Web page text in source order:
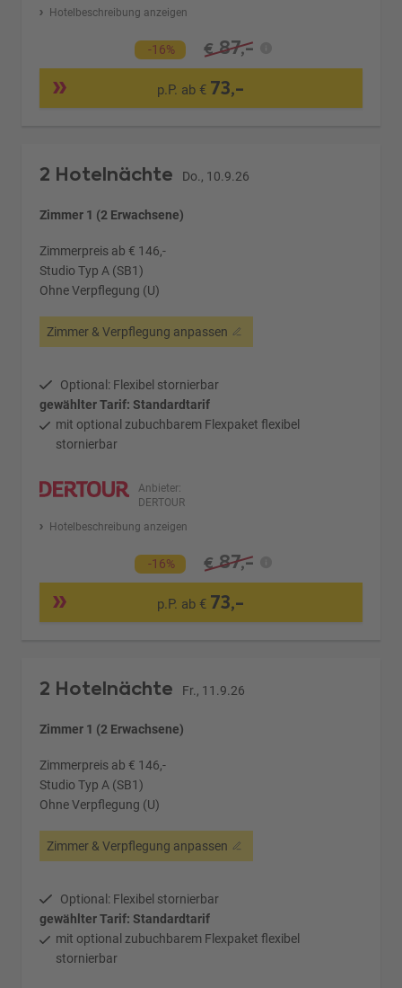
Hotelbeschreibung anzeigen
-16% € 87,-
p.P. ab € 73,-
2 Hotelnächte Do., 10.9.26
Zimmer 1 (2 Erwachsene)
Zimmerpreis ab € 146,-
Studio Typ A (SB1)
Ohne Verpflegung (U)
Zimmer & Verpflegung anpassen
Optional: Flexibel stornierbar
gewählter Tarif: Standardtarif
mit optional zubuchbarem Flexpaket flexibel
stornierbar
Anbieter:
DERTOUR
Hotelbeschreibung anzeigen
-16% € 87,-
p.P. ab € 73,-
2 Hotelnächte Fr., 11.9.26
Zimmer 1 (2 Erwachsene)
Zimmerpreis ab € 146,-
Studio Typ A (SB1)
Ohne Verpflegung (U)
Zimmer & Verpflegung anpassen
Optional: Flexibel stornierbar
gewählter Tarif: Standardtarif
mit optional zubuchbarem Flexpaket flexibel
stornierbar